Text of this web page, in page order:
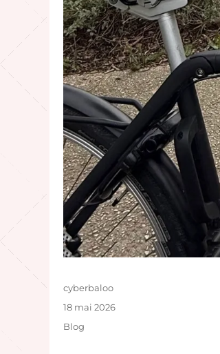
Auteur
cyberbaloo
Publié
18 mai 2026
Catégories
Blog